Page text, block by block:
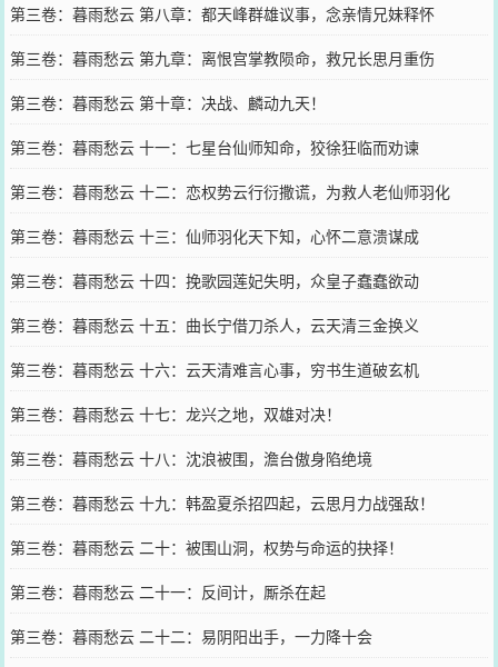
第三卷：暮雨愁云 第八章：都天峰群雄议事，念亲情兄妹释怀
第三卷：暮雨愁云 第九章：离恨宫掌教陨命，救兄长思月重伤
第三卷：暮雨愁云 第十章：决战、麟动九天！
第三卷：暮雨愁云 十一：七星台仙师知命，狡徐狂临而劝谏
第三卷：暮雨愁云 十二：恋权势云行衍撒谎，为救人老仙师羽化
第三卷：暮雨愁云 十三：仙师羽化天下知，心怀二意溃谋成
第三卷：暮雨愁云 十四：挽歌园莲妃失明，众皇子蠢蠢欲动
第三卷：暮雨愁云 十五：曲长宁借刀杀人，云天清三金换义
第三卷：暮雨愁云 十六：云天清难言心事，穷书生道破玄机
第三卷：暮雨愁云 十七：龙兴之地，双雄对决！
第三卷：暮雨愁云 十八：沈浪被围，澹台傲身陷绝境
第三卷：暮雨愁云 十九：韩盈夏杀招四起，云思月力战强敌！
第三卷：暮雨愁云 二十：被围山洞，权势与命运的抉择！
第三卷：暮雨愁云 二十一：反间计，厮杀在起
第三卷：暮雨愁云 二十二：易阴阳出手，一力降十会